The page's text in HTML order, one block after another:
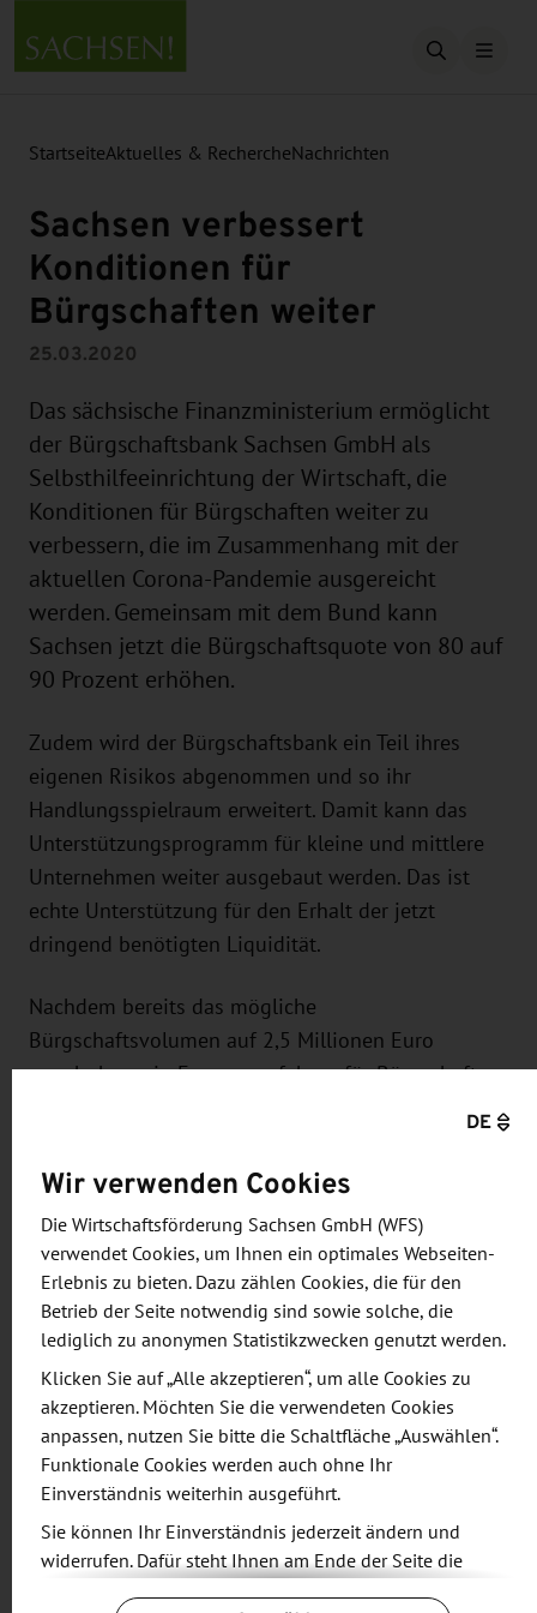
Suche
StartseiteAktuelles & RechercheNachrichten
Sachsen verbessert
Konditionen für
Bürgschaften weiter
25.03.2020
Das sächsische Finanzministerium ermöglicht
der Bürgschaftsbank Sachsen GmbH als
Selbsthilfeeinrichtung der Wirtschaft, die
Konditionen für Bürgschaften weiter zu
verbessern, die im Zusammenhang mit der
aktuellen Corona-Pandemie ausgereicht
werden. Gemeinsam mit dem Bund kann
Sachsen jetzt die Bürgschaftsquote von 80 auf
90 Prozent erhöhen.
Zudem wird der Bürgschaftsbank ein Teil ihres
eigenen Risikos abgenommen und so ihr
Handlungsspielraum erweitert. Damit kann das
Unterstützungsprogramm für kleine und mittlere
Unternehmen weiter ausgebaut werden. Das ist
echte Unterstützung für den Erhalt der jetzt
dringend benötigten Liquidität.
Nachdem bereits das mögliche
Bürgschaftsvolumen auf 2,5 Millionen Euro
angehoben, ein Expressverfahren für Bürgschaften
Prozent Eigenhaftung entlastet wurde, konnte jetzt
Das Instrument wird gut angenommen und die
Nachfrage nach Ausfallbürgschaften im
Eilverfahren ist hoch.
Zu allen weiteren Fragen rund um die Corona-Krise
steht die Hotline der Staatsregierung unter 0800
100 02 14 zur Verfügung.
Teilen:
DE
Wir verwenden Cookies
Die Wirtschaftsförderung Sachsen GmbH (WFS)
verwendet Cookies, um Ihnen ein optimales Webseiten-
Erlebnis zu bieten. Dazu zählen Cookies, die für den
Betrieb der Seite notwendig sind sowie solche, die
lediglich zu anonymen Statistikzwecken genutzt werden.
Klicken Sie auf „Alle akzeptieren“, um alle Cookies zu
akzeptieren. Möchten Sie die verwendeten Cookies
anpassen, nutzen Sie bitte die Schaltfläche „Auswählen“.
Funktionale Cookies werden auch ohne Ihr
Einverständnis weiterhin ausgeführt.
Sie können Ihr Einverständnis jederzeit ändern und
widerrufen. Dafür steht Ihnen am Ende der Seite die